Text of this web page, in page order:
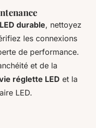
durable, nettoyez
les connexions
de performance.
et de la
réglette LED et la
LED.